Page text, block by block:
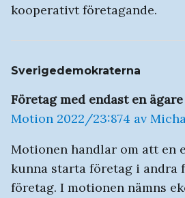
kooperativt företagande.
Sverigedemokraterna
Företag med endast en ägare
Motion 2022/23:874 av
Motionen handlar om att en
kunna starta företag i andra
företag. I motionen nämns